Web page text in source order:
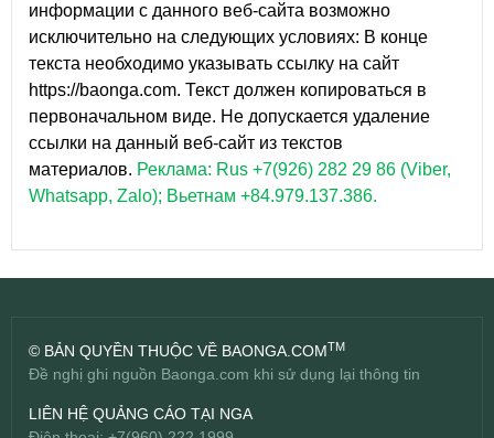
информации с данного веб-сайта возможно
исключительно на следующих условиях: В конце
текста необходимо указывать ссылку на сайт
https://baonga.com. Текст должен копироваться в
первоначальном виде. Не допускается удаление
ссылки на данный веб-сайт из текстов
материалов. Реклама: Rus +7(926) 282 29 86 (Viber,
Whatsapp, Zalo); Вьетнам +84.979.137.386.
© BẢN QUYỀN THUỘC VỀ BAONGA.COMTM
Đề nghị ghi nguồn Baonga.com khi sử dụng lại thông tin
LIÊN HỆ QUẢNG CÁO TẠI NGA